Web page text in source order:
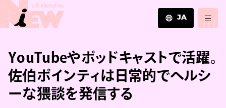
JA
EN
YouTubeやポッドキャストで活躍。
佐伯ポインティは日常的でヘルシ
ーな猥談を発信する